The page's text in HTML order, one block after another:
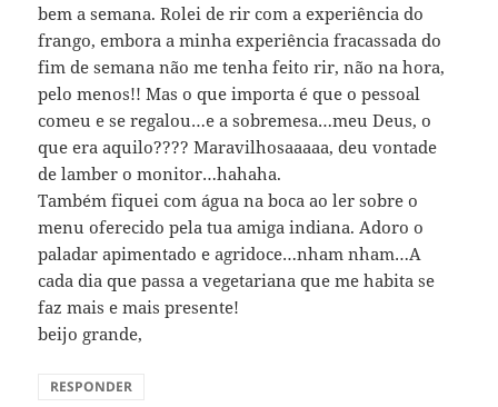
bem a semana. Rolei de rir com a experiência do
frango, embora a minha experiência fracassada do
fim de semana não me tenha feito rir, não na hora,
pelo menos!! Mas o que importa é que o pessoal
comeu e se regalou…e a sobremesa…meu Deus, o
que era aquilo???? Maravilhosaaaaa, deu vontade
de lamber o monitor…hahaha.
Também fiquei com água na boca ao ler sobre o
menu oferecido pela tua amiga indiana. Adoro o
paladar apimentado e agridoce…nham nham…A
cada dia que passa a vegetariana que me habita se
faz mais e mais presente!
beijo grande,
RESPONDER